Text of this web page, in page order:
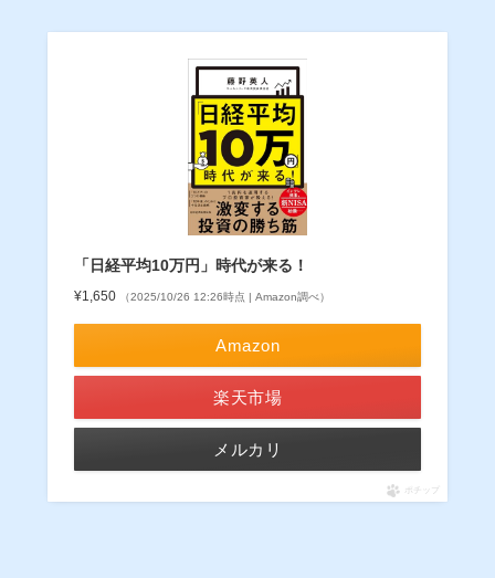
「日経平均10万円」時代が来る！
¥1,650 （2025/10/26 12:26時点 | Amazon調べ）
Amazon
楽天市場
メルカリ
ポチップ